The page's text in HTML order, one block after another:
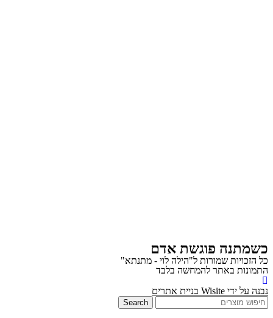
כשמתנה פוגשת אדם
כל הזכויות שמורות ל"הילה לוי - מתנתא"
התמונות באתר להמחשה בלבד
נבנה על ידי Wisite בניית אתרים
Search